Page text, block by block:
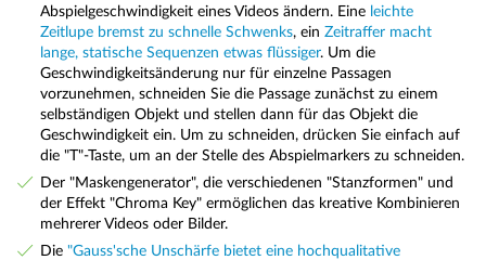
Abspielgeschwindigkeit eines Videos ändern. Eine leichte
Zeitlupe bremst zu schnelle Schwenks, ein Zeitraffer macht
lange, statische Sequenzen etwas flüssiger. Um die
Geschwindigkeitsänderung nur für einzelne Passagen
vorzunehmen, schneiden Sie die Passage zunächst zu einem
selbständigen Objekt und stellen dann für das Objekt die
Geschwindigkeit ein. Um zu schneiden, drücken Sie einfach auf
die "T"-Taste, um an der Stelle des Abspielmarkers zu schneiden.
Der "Maskengenerator", die verschiedenen "Stanzformen" und
der Effekt "Chroma Key" ermöglichen das kreative Kombinieren
mehrerer Videos oder Bilder.
Die "Gauss'sche Unschärfe bietet eine hochqualitative